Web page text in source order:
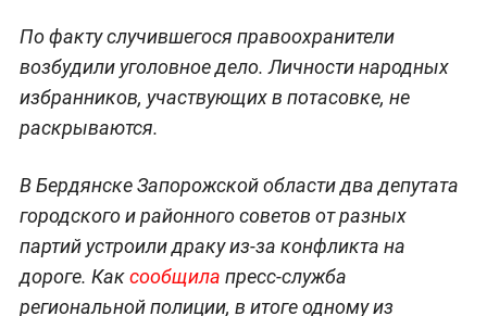
По факту случившегося правоохранители
возбудили уголовное дело. Личности народных
избранников, участвующих в потасовке, не
раскрываются.
В Бердянске Запорожской области два депутата
городского и районного советов от разных
партий устроили драку из-за конфликта на
дороге. Каксообщила пресс-служба
региональной полиции, в итоге одному из